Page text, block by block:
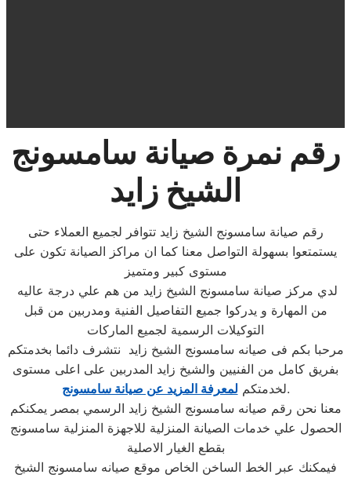
رقم نمرة صيانة سامسونج
الشيخ زايد
رقم صيانة سامسونج الشيخ زايد تتوافر لجميع العملاء حتى
يستمتعوا بسهولة التواصل معنا كما ان مراكز الصيانة تكون على
مستوى كبير ومتميز
من المهارة و يدركوا جميع التفاصيل الفنية ومدربين من قبل
التوكيلات الرسمية لجميع الماركات
مرحبا بكم فى صيانه سامسونج الشيخ زايد نتشرف دائما بخدمتكم
بفريق كامل من الفنيين والشيخ زايد المدربين على اعلى مستوى
لخدمتكم لمعرفة المزيد عن صيانة سامسونج
.
معنا نحن رقم صيانه سامسونج الشيخ زايد الرسمي بمصر يمكنكم
الحصول علي خدمات الصيانة المنزلية للاجهزة المنزلية سامسونج
بقطع الغيار الاصلية
فيمكنك عبر الخط الساخن الخاص موقع صيانه سامسونج الشيخ